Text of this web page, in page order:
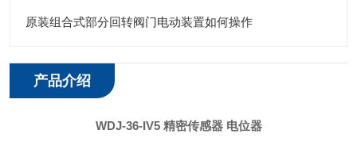
原装组合式部分回转阀门电动装置如何操作
产品介绍
WDJ-36-IV5 精密传感器 电位器